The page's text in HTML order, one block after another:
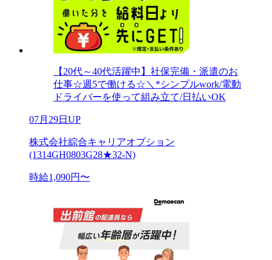
【20代～40代活躍中】社保完備・派遣のお
仕事☆週5で働ける☆＼*シンプルwork/電動
ドライバーを使って組み立て/日払いOK
07月29日UP
株式会社綜合キャリアオプション
(1314GH0803G28★32-N)
時給1,090円〜